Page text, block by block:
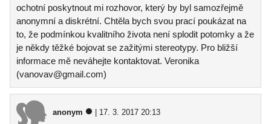
ochotní poskytnout mi rozhovor, který by byl samozřejmě
anonymní a diskrétní. Chtěla bych svou prací poukázat na
to, že podmínkou kvalitního života není splodit potomky a že
je někdy těžké bojovat se zažitými stereotypy. Pro bližší
informace mě neváhejte kontaktovat. Veronika
(vanovav@gmail.com)
anonym | 17. 3. 2017 20:13